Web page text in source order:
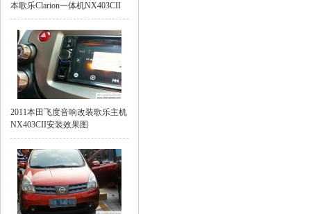
本歌乐Clarion一体机NX403CII
2011本田飞度音响改装歌乐主机
NX403CII安装效果图